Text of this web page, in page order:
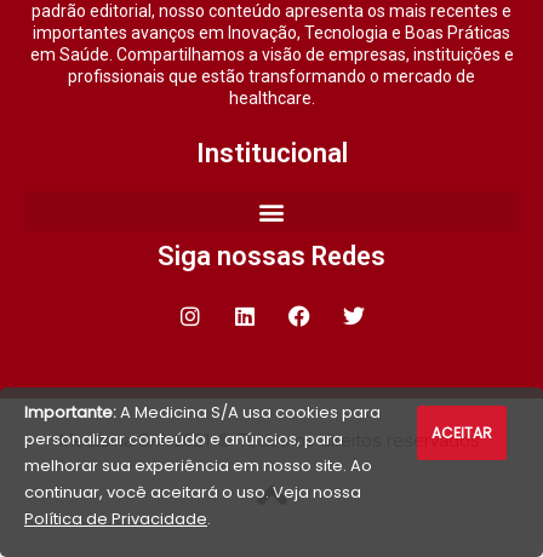
padrão editorial, nosso conteúdo apresenta os mais recentes e
importantes avanços em Inovação, Tecnologia e Boas Práticas
em Saúde. Compartilhamos a visão de empresas, instituições e
profissionais que estão transformando o mercado de
healthcare.
Institucional
Siga nossas Redes
Medicina S/A 2021 © Todos os direitos reservados.
Importante:A Medicina S/A usa cookies para
personalizar conteúdo e anúncios, para
melhorar sua experiência em nosso site. Ao
continuar, você aceitará o uso. Veja nossa
Política de Privacidade.
ACEITAR